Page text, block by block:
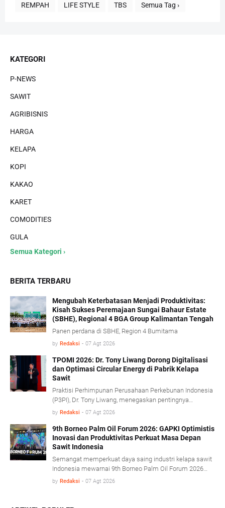
REMPAH LIFE STYLE TBS Semua Tag ›
KATEGORI
P-NEWS
SAWIT
AGRIBISNIS
HARGA
KELAPA
KOPI
KAKAO
KARET
COMODITIES
GULA
Semua Kategori ›
BERITA TERBARU
Mengubah Keterbatasan Menjadi Produktivitas:
Kisah Sukses Peremajaan Sungai Bahaur Estate
(SBHE), Regional 4 BGA Group Kalimantan Tengah
Panen perdana di SBHE, Region 4 Bumitama
by Redaksi - 07 Agt 2026
TPOMI 2026: Dr. Tony Liwang Dorong Digitalisasi
dan Optimasi Circular Energy di Pabrik Kelapa
Sawit
Praktisi Perhimpunan Perusahaan Perkebunan Indonesia
(P3PI), Dr. Tony Liwang, menegaskan pentingnya
pemanfaatan teknologi modern dalam pengawasan
(circular energy).
by Redaksi - 07 Agt 2026
9th Borneo Palm Oil Forum 2026: GAPKI Optimistis
Inovasi dan Produktivitas Perkuat Masa Depan
Sawit Indonesia
Semangat memperkuat daya saing industri kelapa sawit
Indonesia mewarnai 9th Borneo Palm Oil Forum 2026
yang mengusung tema “Resilience, Innovation, and
by Redaksi - 07 Agt 2026